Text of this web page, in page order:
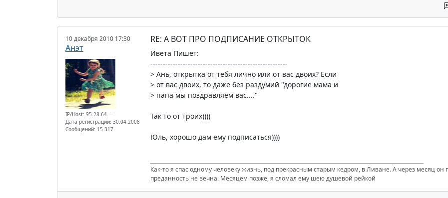
10 декабря 2010 17:30
Анэт
IP/Host: 95.28.64.---
Дата регистрации: 30.04.2008
Сообщений: 15 317
RE: А ВОТ ПРО ПОДПИСАНИЕ ОТКРЫТОК
Ивета Пишет:
-------------------------------------------------------
> Ань, открытка от тебя лично или от вас двоих? Если
> от вас двоих, то даже без раздумий "дорогие мама и
> папа мы поздравляем вас...."
Так то от троих))))
Юль, хорошо дам ему подписаться))))
Как-то я спас одному человеку жизнь, под прекрасным старым кедром, в Ливане. А через месяц он
преданность не вечна. Месяцем позже, я сломал ему шею душевой рейкой